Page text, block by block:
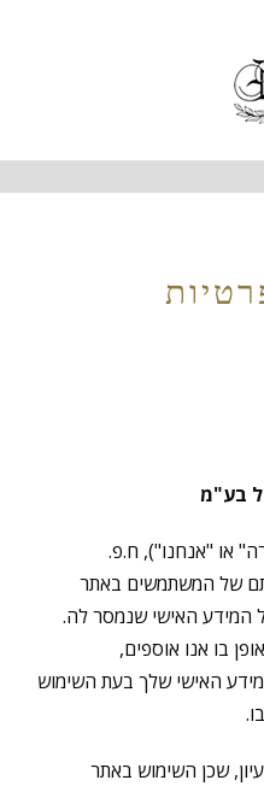
עברית
בע"מ
או "אנחנו"), ח.פ.
של המשתמשים באתר
המידע האישי שנמסר לה.
בו אנו אוספים,
האישי שלך בעת השימוש
שכן השימוש באתר